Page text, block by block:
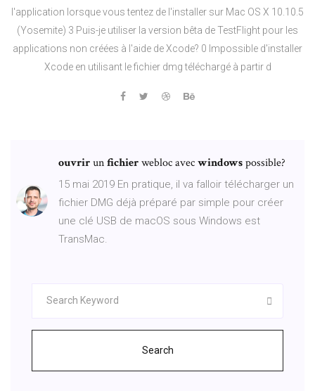
l'application lorsque vous tentez de l'installer sur Mac OS X 10.10.5
(Yosemite) 3 Puis-je utiliser la version bêta de TestFlight pour les
applications non créées à l'aide de Xcode? 0 Impossible d'installer
Xcode en utilisant le fichier dmg téléchargé à partir d
ouvrirunfichierwebloc avecwindowspossible?
15 mai 2019 En pratique, il va falloir télécharger un
fichier DMG déjà préparé par simple pour créer
une clé USB de macOS sous Windows est
TransMac.
Search